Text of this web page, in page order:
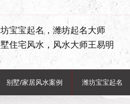
宝宝起名，潍坊起名大师
住宅风水，风水大师王易明
别墅/家居风水案例 潍坊宝宝起名